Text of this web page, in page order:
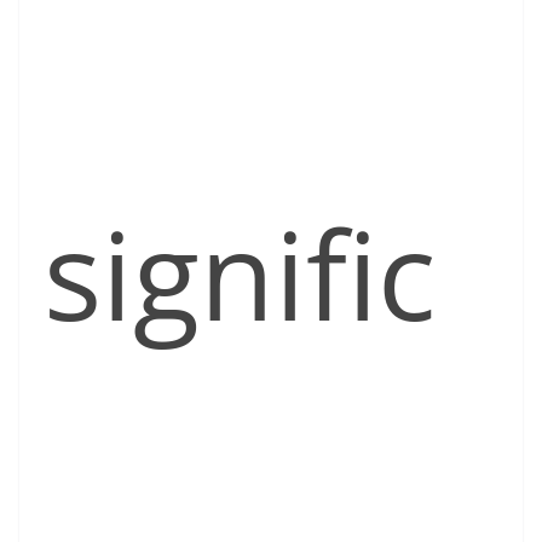
signific